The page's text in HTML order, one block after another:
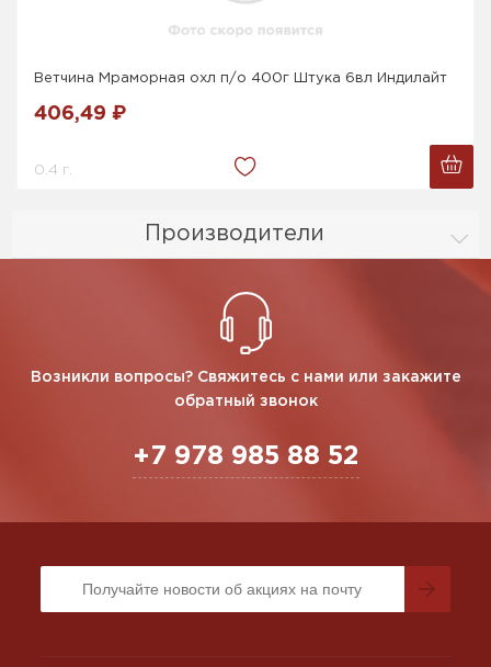
Производители
Ветчина Мраморная охл п/о 400г Штука 6вл Индилайт
406,49 ₽
0.4 г.
Возникли вопросы? Свяжитесь с нами или закажите
обратный звонок
+7 978 985 88 52